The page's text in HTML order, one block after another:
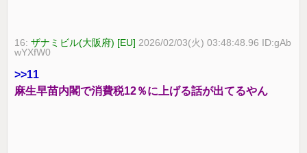
16:ザナミビル(大阪府) [EU] 2026/02/03(火) 03:48:48.96 ID:gAb
wYXfW0
>>11
麻生早苗内閣で消費税12％に上げる話が出てるやん